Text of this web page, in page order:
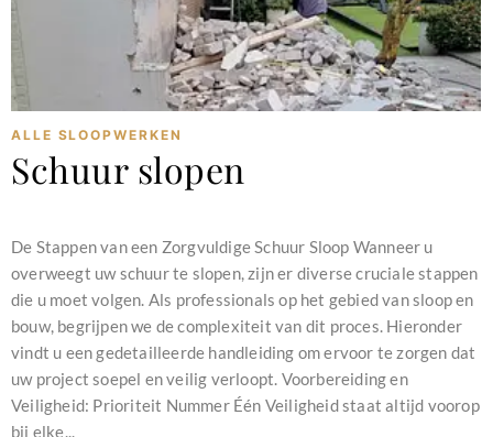
ALLE SLOOPWERKEN
Schuur slopen
De Stappen van een Zorgvuldige Schuur Sloop Wanneer u
overweegt uw schuur te slopen, zijn er diverse cruciale stappen
die u moet volgen. Als professionals op het gebied van sloop en
bouw, begrijpen we de complexiteit van dit proces. Hieronder
vindt u een gedetailleerde handleiding om ervoor te zorgen dat
uw project soepel en veilig verloopt. Voorbereiding en
Veiligheid: Prioriteit Nummer Één Veiligheid staat altijd voorop
bij elke...